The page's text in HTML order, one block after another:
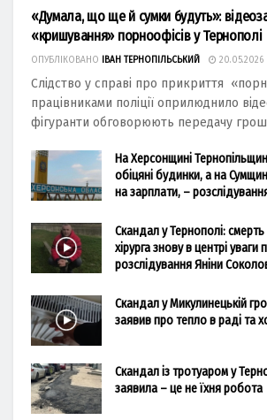
«Думала, що ще й сумки будуть»:
«кришування» порноофісів у Тернополі
ОПУБЛІКОВАНО ІВАН ТЕРНОПІЛЬСЬКИЙ 20.05.2026
Слідство у справі про прикриття
працівниками поліції оприлюднило
фігуранти обговорюють передачу
На Херсонщині
обіцяні будинки, а на
на зарплати, –
Скандал у Тернополі: смерть
хірурга знову в центрі уваги
розслідування Яніни
Скандал у Микулинецькій
заявив про тепло в раді та
Скандал із тротуаром у
заявила – це не їхня робота